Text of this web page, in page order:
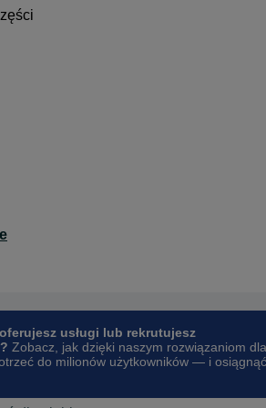
usługi lub rekrutujesz
Zobacz, jak dzięki naszym rozwiązaniom dla
do milionów użytkowników — i osiągnąć